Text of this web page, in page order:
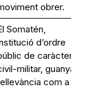
obrer.
Somatén,
d’ordre
de caràcter
militar, guanya
com a